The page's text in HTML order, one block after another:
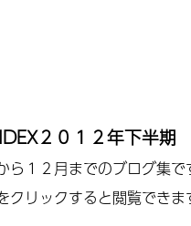
２０１２年下半期
ら１２月までのブログ集で
クリックすると閲覧できま